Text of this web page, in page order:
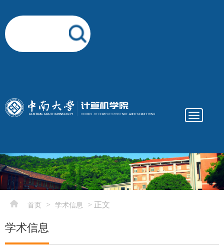
Toggle
elementnameelementnameelementname-->
首页 > 学术信息 > 正文
学术信息